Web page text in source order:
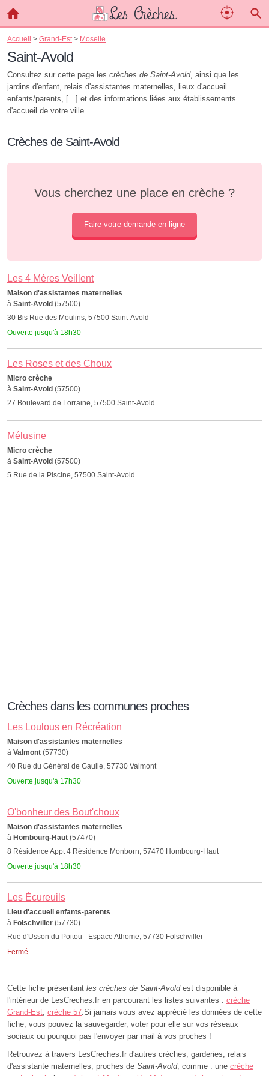
Accueil > Grand-Est > Moselle
Saint-Avold
Consultez sur cette page les crèches de Saint-Avold, ainsi que les
jardins d'enfant, relais d'assistantes maternelles, lieux d'accueil
enfants/parents, [...] et des informations liées aux établissements
d'accueil de votre ville.
Crèches de Saint-Avold
Vous cherchez une place en crèche ?
Faire votre demande en ligne
Les 4 Mères Veillent
Maison d'assistantes maternelles
à Saint-Avold (57500)
30 Bis Rue des Moulins, 57500 Saint-Avold
Ouverte jusqu'à 18h30
Les Roses et des Choux
Micro crèche
à Saint-Avold (57500)
27 Boulevard de Lorraine, 57500 Saint-Avold
Mélusine
Micro crèche
à Saint-Avold (57500)
5 Rue de la Piscine, 57500 Saint-Avold
Crèches dans les communes proches
Les Loulous en Récréation
Maison d'assistantes maternelles
à Valmont (57730)
40 Rue du Général de Gaulle, 57730 Valmont
Ouverte jusqu'à 17h30
O'bonheur des Bout'choux
Maison d'assistantes maternelles
à Hombourg-Haut (57470)
8 Résidence Appt 4 Résidence Monborn, 57470 Hombourg-Haut
Ouverte jusqu'à 18h30
Les Écureuils
Lieu d'accueil enfants-parents
à Folschviller (57730)
Rue d'Usson du Poitou - Espace Athome, 57730 Folschviller
Fermé
Cette fiche présentant les crèches de Saint-Avoldest disponible à
l'intérieur de LesCreches.fr en parcourant les listes suivantes : crèche
Grand-Est, crèche 57.Si jamais vous avez apprécié les données de cette
fiche, vous pouvez la sauvegarder, voter pour elle sur vos réseaux
sociaux ou pourquoi pas l'envoyer par mail à vos proches !
Retrouvez à travers LesCreches.fr d'autres crèches, garderies, relais
d'assistante maternelles, proches de Saint-Avold, comme : une crèche